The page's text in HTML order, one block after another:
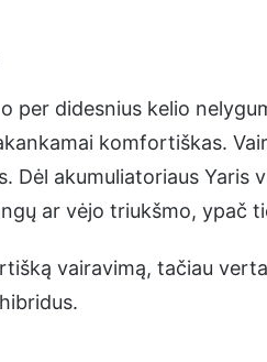
per didesnius kelio
komfortiškas.
Dėl akumuliatoriaus Yaris
ar vėjo triukšmo, ypač
vairavimą, tačiau